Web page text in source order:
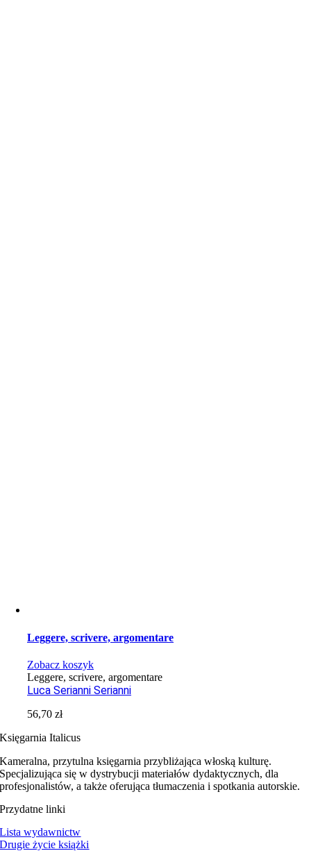
Leggere, scrivere, argomentare
Zobacz koszyk
Leggere, scrivere, argomentare
Luca Serianni Serianni
56,70zł
Księgarnia Italicus
Kameralna, przytulna księgarnia przybliżająca włoską kulturę.
Specjalizująca się w dystrybucji materiałów dydaktycznych, dla
profesjonalistów, a także oferująca tłumaczenia i spotkania autorskie.
Przydatne linki
Lista wydawnictw
Drugie życie książki